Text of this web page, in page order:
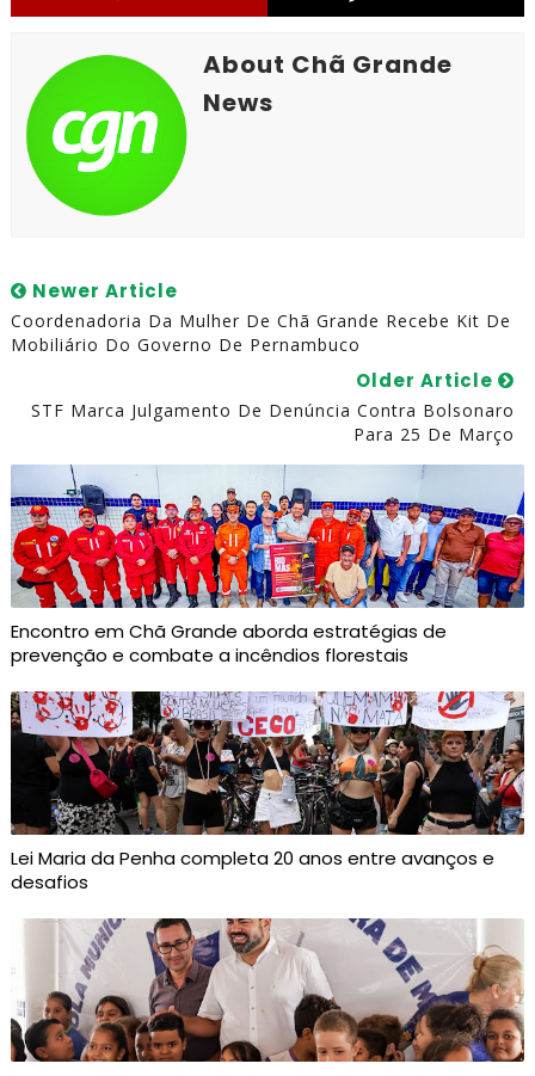
About Chã Grande
News
Newer Article
Coordenadoria Da Mulher De Chã Grande Recebe Kit De
Mobiliário Do Governo De Pernambuco
Older Article
STF Marca Julgamento De Denúncia Contra Bolsonaro
Para 25 De Março
Encontro em Chã Grande aborda estratégias de
prevenção e combate a incêndios florestais
Lei Maria da Penha completa 20 anos entre avanços e
desafios